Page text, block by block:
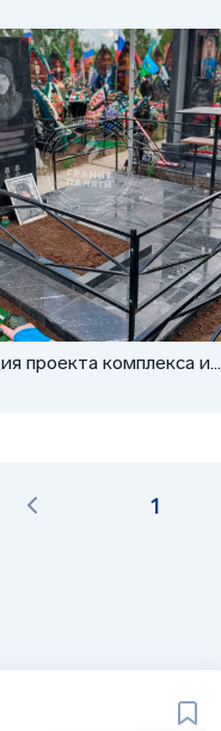
проекта комплекса из
1